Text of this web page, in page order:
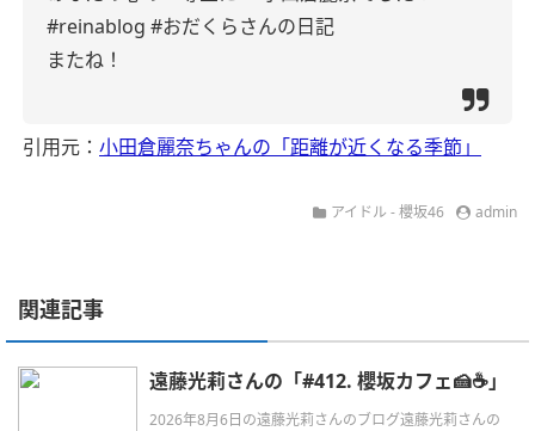
#reinablog #おだくらさんの日記
またね！
引用元： 小田倉麗奈ちゃんの「距離が近くなる季節」
アイドル - 櫻坂46 admin
関連記事
遠藤光莉さんの「#412. 櫻坂カフェ🍰☕️」
2026年8月6日の遠藤光莉さんのブログ遠藤光莉さんの